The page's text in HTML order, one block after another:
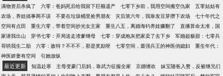
满物资后杀疯了
六零：爸妈死后给我留下巨额遗产 七零下乡前，我用空间搬空仇家
五零姑姑有
农场，养娃搞事两不误
不要在垃圾桶里捡男朋友 灾后第六年，我靠发豆芽攒下农场
七十年代之
空间有点田
重生六零，带着空间抄光女主家 重生八五，离婚海钓养娃赚翻了
直播算命太准，国
家请我出山
穿书七零：开局送走渣爹继母 七零：穿成炮灰把家卖了去下乡
军婚超极甜：七零兵
哥哄我生二胎
六零：敌特？不不不，那是奖励呀 七零空间，最强兵王的神医俏媳妇
重生年代：
神医娇妻有空间
引她放纵
最近更新 知温赴寒 主母变豪门后妈，靠武力征服全家 京婚缠欢
妹宝随爸入赘，反被继兄们